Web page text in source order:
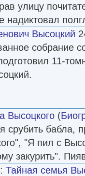
улицу
Высоцкий
собрание
11-
Высоцкого (
срубить бабла,
"Я пил с
закурить".
: Тайная семья